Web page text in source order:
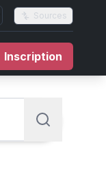
Sources
Inscription